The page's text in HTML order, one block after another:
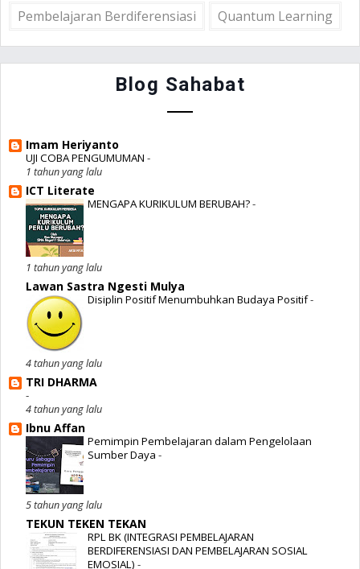
Pembelajaran Berdiferensiasi Quantum Learning
Blog Sahabat
Imam Heriyanto
UJI COBA PENGUMUMAN -
1 tahun yang lalu
ICT Literate
MENGAPA KURIKULUM BERUBAH?-
1 tahun yang lalu
Lawan Sastra Ngesti Mulya
Disiplin Positif Menumbuhkan Budaya Positif-
4 tahun yang lalu
TRI DHARMA
-
4 tahun yang lalu
Ibnu Affan
Pemimpin Pembelajaran dalam Pengelolaan
Sumber Daya -
5 tahun yang lalu
TEKUN TEKEN TEKAN
RPL BK (INTEGRASI PEMBELAJARAN
BERDIFERENSIASI DAN PEMBELAJARAN SOSIAL
EMOSIAL) -